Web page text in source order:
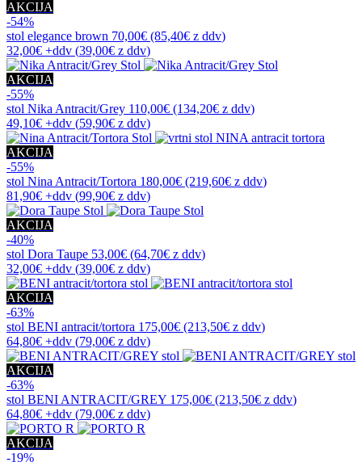
AKCIJA
-54%
stol elegance brown 70,00€ (85,40€ z ddv)
32,00€ +ddv (39,00€ z ddv)
AKCIJA
-55%
stol Nika Antracit/Grey 110,00€ (134,20€ z ddv)
49,10€ +ddv (59,90€ z ddv)
AKCIJA
-55%
stol Nina Antracit/Tortora 180,00€ (219,60€ z ddv)
81,90€ +ddv (99,90€ z ddv)
AKCIJA
-40%
stol Dora Taupe 53,00€ (64,70€ z ddv)
32,00€ +ddv (39,00€ z ddv)
AKCIJA
-63%
stol BENI antracit/tortora 175,00€ (213,50€ z ddv)
64,80€ +ddv (79,00€ z ddv)
AKCIJA
-63%
stol BENI ANTRACIT/GREY 175,00€ (213,50€ z ddv)
64,80€ +ddv (79,00€ z ddv)
AKCIJA
-19%